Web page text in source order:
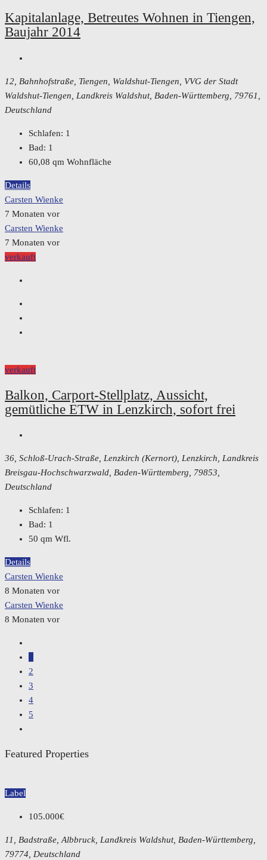
Kapitalanlage, Betreutes Wohnen in Tiengen,
Baujahr 2014
12, Bahnhofstraße, Tiengen, Waldshut-Tiengen, VVG der Stadt
Waldshut-Tiengen, Landkreis Waldshut, Baden-Württemberg, 79761,
Deutschland
Schlafen: 1
Bad: 1
60,08 qm Wohnfläche
Details
Carsten Wienke
7 Monaten vor
Carsten Wienke
7 Monaten vor
verkauft
verkauft
Balkon, Carport-Stellplatz, Aussicht,
gemütliche ETW in Lenzkirch, sofort frei
36, Schloß-Urach-Straße, Lenzkirch (Kernort), Lenzkirch, Landkreis
Breisgau-Hochschwarzwald, Baden-Württemberg, 79853,
Deutschland
Schlafen: 1
Bad: 1
50 qm Wfl.
Details
Carsten Wienke
8 Monaten vor
Carsten Wienke
8 Monaten vor
2
3
4
5
Featured Properties
Label
105.000€
11, Badstraße, Albbruck, Landkreis Waldshut, Baden-Württemberg,
79774, Deutschland